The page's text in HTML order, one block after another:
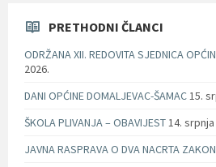
PRETHODNI ČLANCI
ODRŽANA XII. REDOVITA SJEDNICA
2026.
DANI OPĆINE DOMALJEVAC-ŠAMAC15.
ŠKOLA PLIVANJA – OBAVIJEST14. srpnja
JAVNA RASPRAVA O DVA NACRTA